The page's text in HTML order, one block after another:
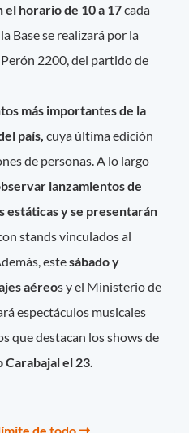
el horario de 10 a 17cada
Base se realizará por la
2200, del partido de
más importantes de la
país, cuya última edición
de personas. A lo largo
lanzamientos de
estáticas y se presentarán
stands vinculados al
estesábado y
aéreos y el Ministerio de
espectáculos musicales
que destacan los shows de
el 23.